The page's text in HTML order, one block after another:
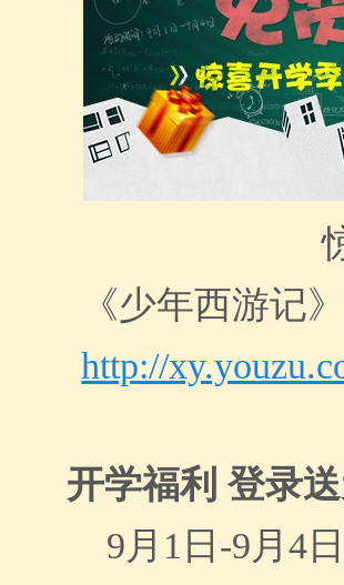
《少年西游记
http://
开学福利 登录
9月1日-9月4